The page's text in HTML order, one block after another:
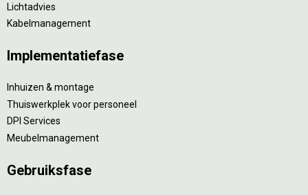
Lichtadvies
Kabelmanagement
Implementatiefase
Inhuizen & montage
Thuiswerkplek voor personeel
DPI Services
Meubelmanagement
Gebruiksfase